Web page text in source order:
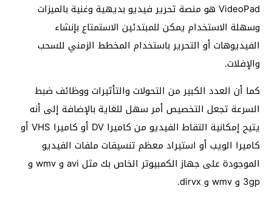
VideoPad هو منصة تحرير فيديو بديهية وغنية بالميزات
وسهلة الاستخدام يمكن للمبتدئين الاستمتاع بإنشاء
الفيديوهات أو التحرير باستخدام المخطط الزمني للسحب
والإفلات.
كما أن العدد الكبير من التحولات والتأثيرات ووظائف ضبط
السرعة تجعل التخصيص أمر سهل للغاية بالإضافة إلى أنه
يتيح إمكانية التقاط الفيديو من كاميرا DV أو كاميرا VHS أو
كاميرا الويب أو استيراد معظم تنسيقات ملفات الفيديو
الموجودة على جهاز الكمبيوتر الخاص بك مثل avi و wmv و
3gp و wmv و dirvx.